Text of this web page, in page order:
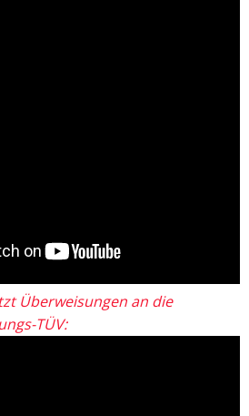
Überweisungen an die
TÜV: